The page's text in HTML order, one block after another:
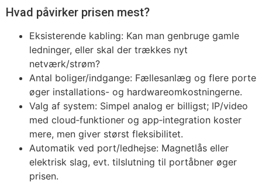
Hvad påvirker prisen mest?
Eksisterende kabling: Kan man genbruge gamle
ledninger, eller skal der trækkes nyt
netværk/strøm?
Antal boliger/indgange: Fællesanlæg og flere porte
øger installations- og hardwareomkostningerne.
Valg af system: Simpel analog er billigst; IP/video
med cloud‑funktioner og app‑integration koster
mere, men giver størst fleksibilitet.
Automatik ved port/ledhejse: Magnetlås eller
elektrisk slag, evt. tilslutning til portåbner øger
prisen.